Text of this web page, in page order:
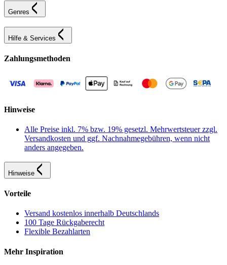
Genres
Hilfe & Services
Zahlungsmethoden
Hinweise
Alle Preise inkl. 7% bzw. 19% gesetzl. Mehrwertsteuer zzgl.
Versandkosten und ggf. Nachnahmegebühren, wenn nicht
anders angegeben.
Hinweise
Vorteile
Versand kostenlos innerhalb Deutschlands
100 Tage Rückgaberecht
Flexible Bezahlarten
Mehr Inspiration